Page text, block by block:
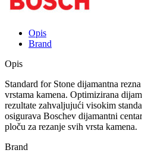
Opis
Brand
Opis
Standard for Stone dijamantna
vrstama kamena. Optimizirana
rezultate zahvaljujući visokim
osigurava Boschev dijamantni
ploču za rezanje svih vrsta kamena.
Brand